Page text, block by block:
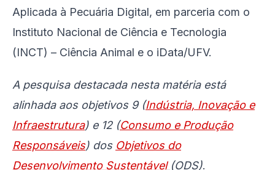
Aplicada à Pecuária Digital, em parceria com o
Instituto Nacional de Ciência e Tecnologia
(INCT) – Ciência Animal e o iData/UFV.
A pesquisa destacada nesta matéria está
alinhada aos objetivos 9 (Indústria, Inovação e
Infraestrutura) e 12 (Consumo e Produção
Responsáveis) dos Objetivos do
Desenvolvimento Sustentável (ODS).